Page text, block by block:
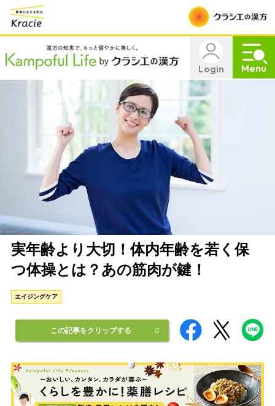
Login Menu
実年齢より大切！体内年齢を若く保
つ体操とは？あの筋肉が鍵！
エイジングケア
この記事をクリップする